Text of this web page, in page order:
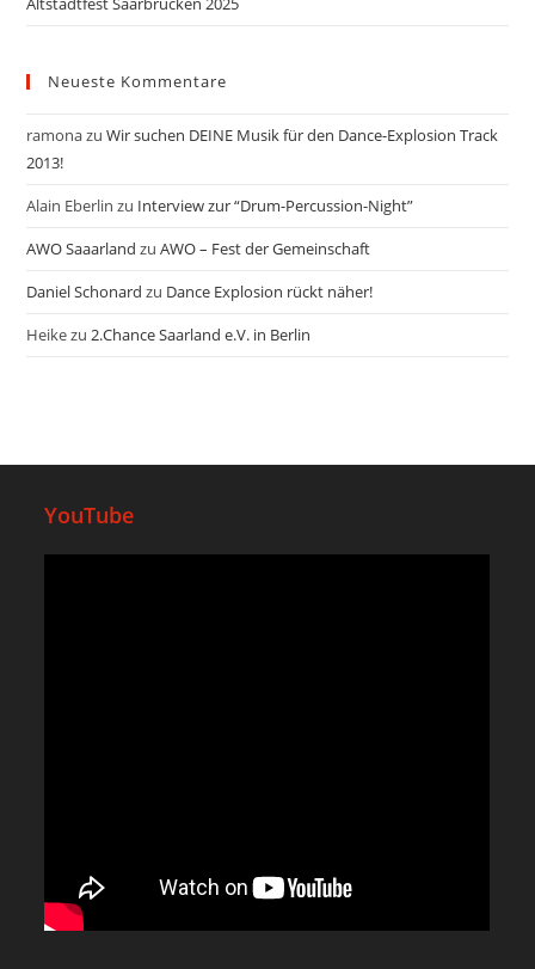
Neueste Kommentare
ramonazuWir suchen DEINE Musik für den Dance-Explosion Track
2013!
Alain Eberlin zu Interview zur “Drum-Percussion-Night”
AWO Saaarland zuAWO – Fest der Gemeinschaft
Daniel Schonard zu Dance Explosion rückt näher!
Heikezu2.Chance Saarland e.V. in Berlin
YouTube